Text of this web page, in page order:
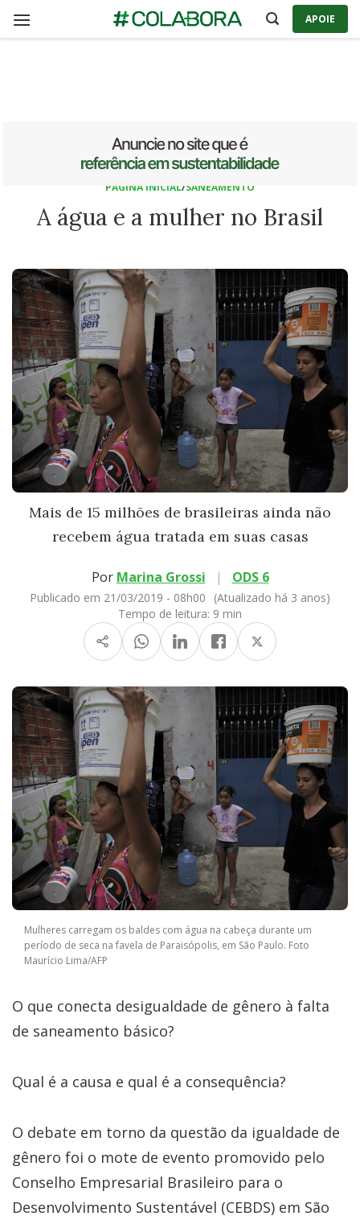
APOIE
PÁGINA INICIAL/SANEAMENTO
A água e a mulher no Brasil
Mais de 15 milhões de brasileiras ainda não
recebem água tratada em suas casas
Por Marina Grossi | ODS 6
Publicado em 21/03/2019 - 08h00
(Atualizado há 3 anos)
Tempo de leitura: 9 min
Mulheres carregam os baldes com água na cabeça durante um
período de seca na favela de Paraisópolis, em São Paulo. Foto
Maurício Lima/AFP
O que conecta desigualdade de gênero à falta
de saneamento básico?
Qual é a causa e qual é a consequência?
O debate em torno da questão da igualdade de
gênero foi o mote de evento promovido pelo
Conselho Empresarial Brasileiro para o
Desenvolvimento Sustentável (CEBDS) em São